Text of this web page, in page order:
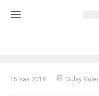
'
15 Kas 2018 Gülay Güler